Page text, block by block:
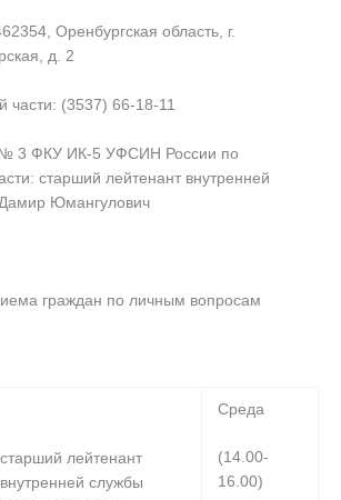
Оренбургская область, г.
д. 2
части: (3537) 66-18-11
3 ФКУ ИК-5 УФСИН России по
старший лейтенант внутренней
Юмангулович
граждан по личным вопросам
старший лейтенант
внутренней службы
Среда
(14.00-
16.00)